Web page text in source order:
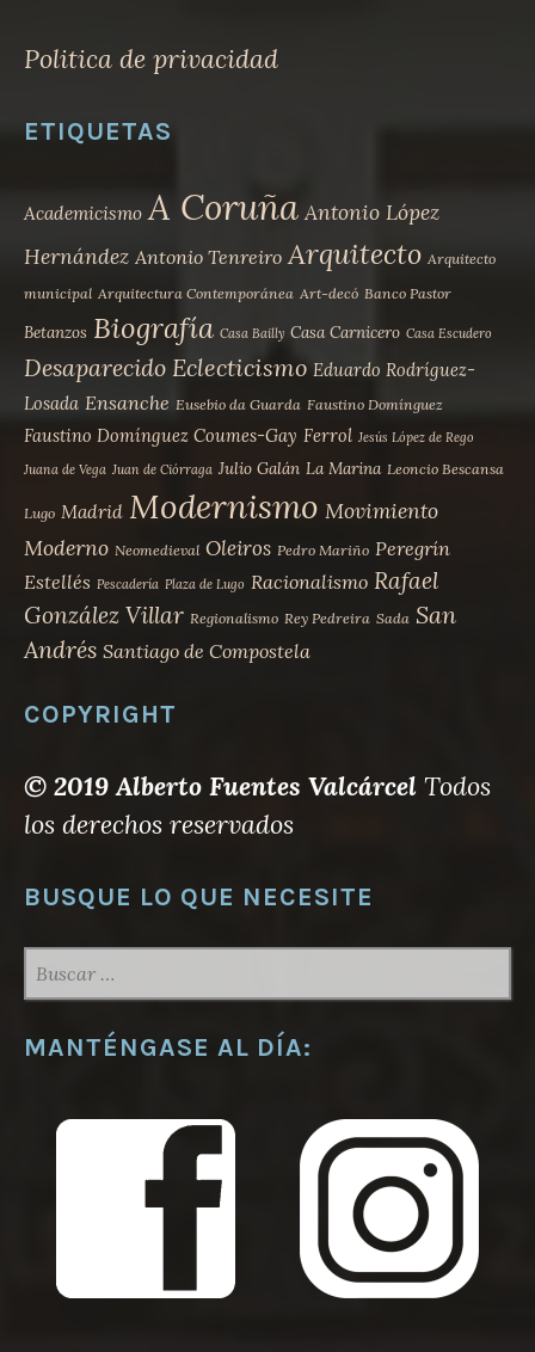
Politica de privacidad
ETIQUETAS
Academicismo A Coruña Antonio López
Hernández Antonio Tenreiro Arquitecto Arquitecto
municipal Arquitectura Contemporánea Art-decó Banco Pastor
Betanzos Biografía Casa Bailly Casa Carnicero Casa Escudero
Desaparecido Eclecticismo Eduardo Rodríguez-
Losada Ensanche Eusebio da Guarda Faustino Domínguez
Faustino Domínguez Coumes-Gay Ferrol Jesús López de Rego
Juana de Vega Juan de Ciórraga Julio Galán La Marina Leoncio Bescansa
Lugo Madrid Modernismo Movimiento
Moderno Neomedieval Oleiros Pedro Mariño Peregrín
Estellés Pescadería Plaza de Lugo Racionalismo Rafael
González Villar Regionalismo Rey Pedreira Sada San
Andrés Santiago de Compostela
COPYRIGHT
© 2019 Alberto Fuentes Valcárcel Todos
los derechos reservados
BUSQUE LO QUE NECESITE
MANTÉNGASE AL DÍA: